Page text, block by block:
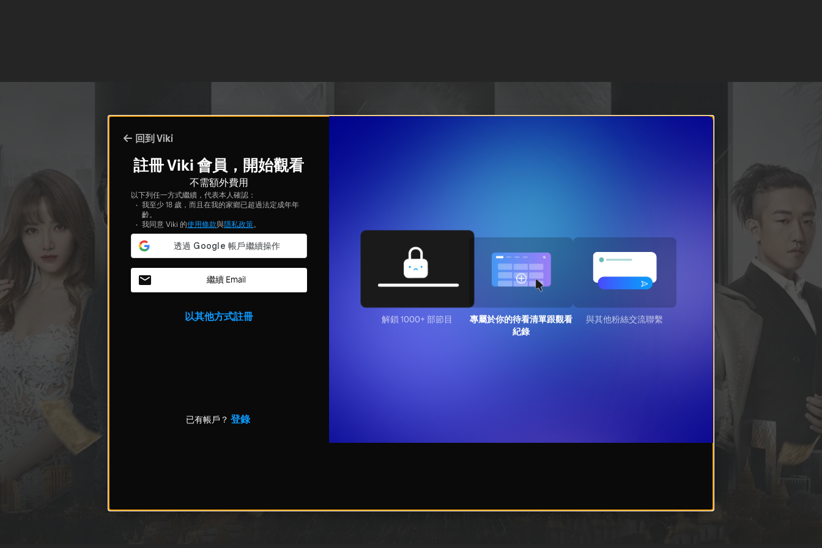
回到 Viki
註冊 Viki 會員，開始觀看
不需額外費用
以下列任一方式繼續，代表本人確認：
我至少 18 歲，而且在我的家鄉已超過法定成年年
齡。
我同意 Viki 的使用條款與隱私政策。
繼續 Email
以其他方式註冊
已有帳戶？ 登錄
解鎖 1000+ 部節目
專屬於你的待看清單跟觀看
紀錄
與其他粉絲交流聯繫